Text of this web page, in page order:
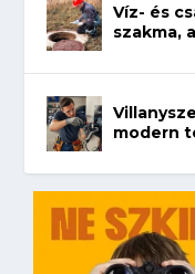
Víz- és
szakma,
modern